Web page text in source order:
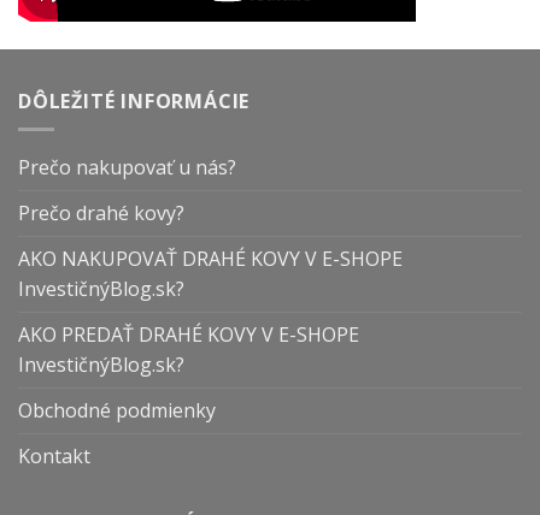
DÔLEŽITÉ INFORMÁCIE
Prečo nakupovať u nás?
Prečo drahé kovy?
AKO NAKUPOVAŤ DRAHÉ KOVY V E-SHOPE
InvestičnýBlog.sk?
AKO PREDAŤ DRAHÉ KOVY V E-SHOPE
InvestičnýBlog.sk?
Obchodné podmienky
Kontakt